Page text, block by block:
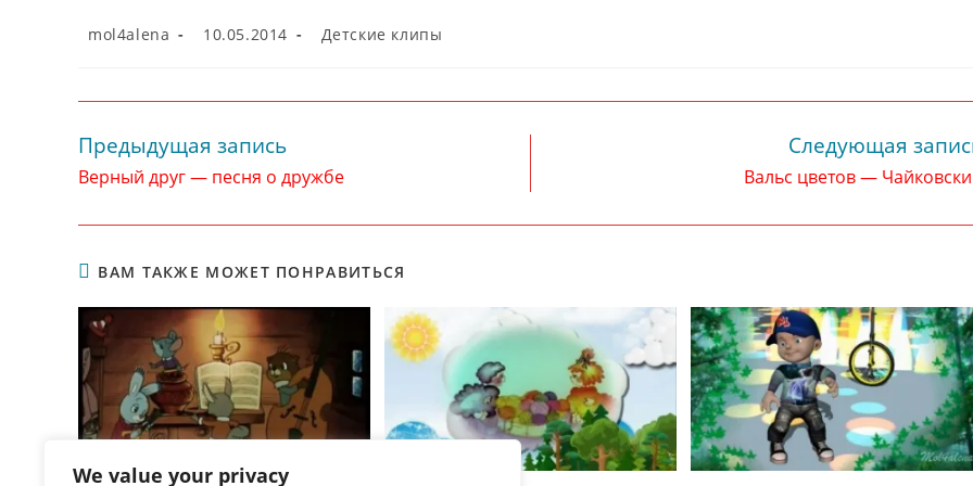
We value your privacy
Автор
mol4alena
Запись
10.05.2014
Рубрика
записи:
Детские клипы
Читать
далее
статьи
Предыдущая запись
Верный друг — песня о дружбе
Следующая
Вальс цветов —
ВАМ ТАКЖЕ МОЖЕТ ПОНРАВИТЬСЯ